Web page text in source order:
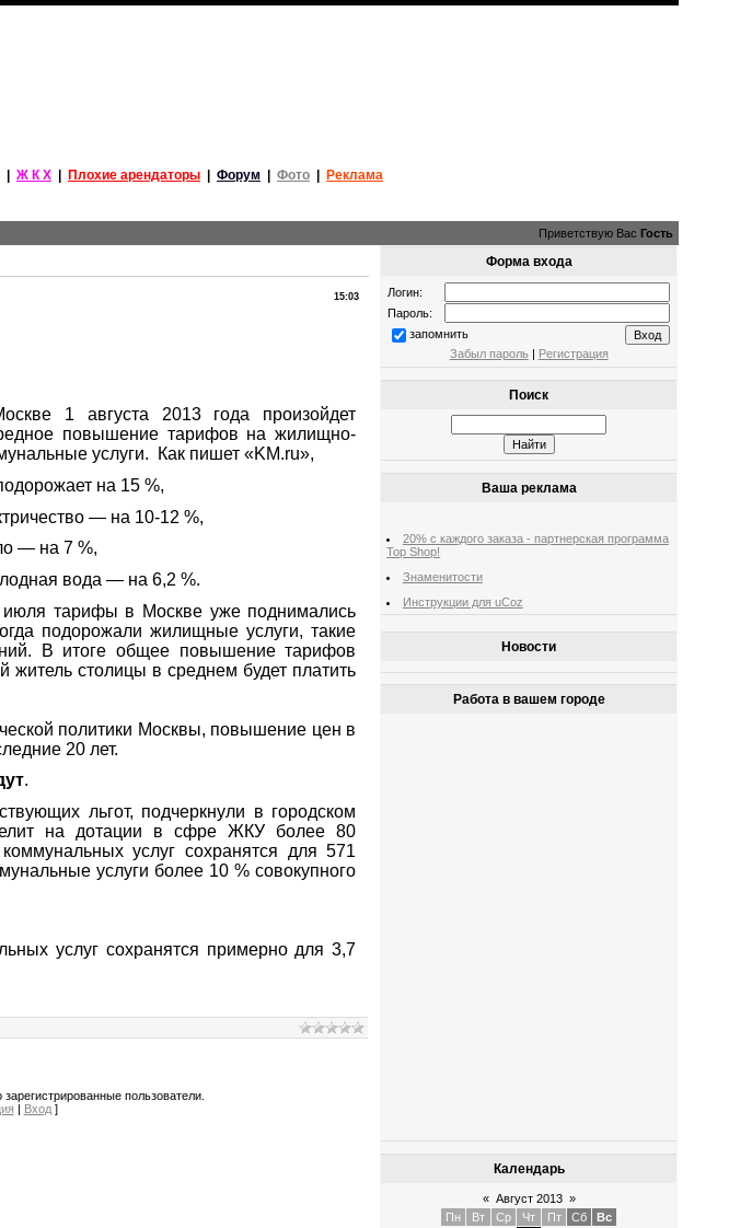
Ж К Х Плохие арендаторы Форум Фото Реклама
Приветствую Вас Гость
15:03
1 августа 2013 года произойдет
повышение тарифов на жилищно-
услуги.
Как пишет «KM.ru»,
на 15 %,
— на 10-12 %,
— на 7 %,
вода — на 6,2 %.
тарифы в Москве уже поднимались
подорожали жилищные услуги, такие
В итоге общее повышение тарифов
житель столицы в среднем будет платить
политики Москвы, повышение цен в
20 лет.
.
льгот, подчеркнули в городском
на дотации в сфре ЖКУ более 80
услуг сохранятся для 571
услуги более 10 % совокупного
услуг сохранятся примерно для 3,7
пользователи.
| Вход]
Форма входа
Логин:
Пароль:
запомнить
Забыл пароль
Регистрация
Поиск
Ваша реклама
20% с каждого заказа - партнерская программа
Top Shop!
Знаменитости
Инструкции для uCoz
Новости
Работа в вашем городе
Календарь
« Август 2013 »
Пн
Вт Ср Чт Пт Сб
Вс